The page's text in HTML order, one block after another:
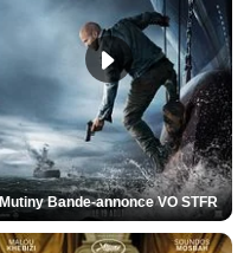
Mutiny Bande-annonce VO STFR